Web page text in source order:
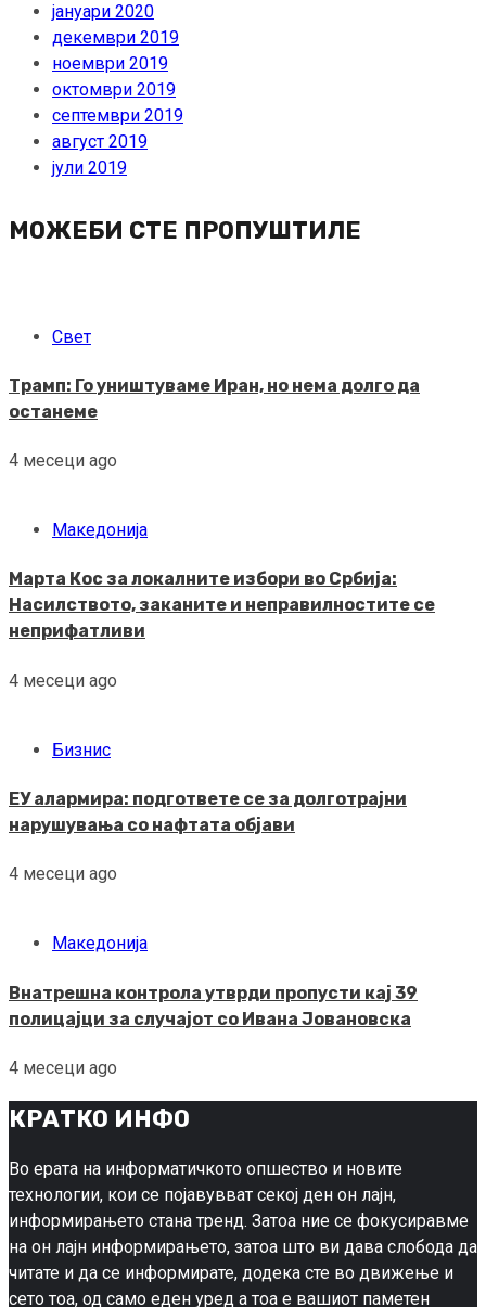
јануари 2020
декември 2019
ноември 2019
октомври 2019
септември 2019
август 2019
јули 2019
МОЖЕБИ СТЕ ПРОПУШТИЛЕ
Свет
Трамп: Го уништуваме Иран, но нема долго да
останеме
4 месеци ago
Македонија
Марта Кос за локалните избори во Србија:
Насилството, заканите и неправилностите се
неприфатливи
4 месеци ago
Бизнис
ЕУ алармира: подгответе се за долготрајни
нарушувања со нафтата објави
4 месеци ago
Македонија
Внатрешна контрола утврди пропусти кај 39
полицајци за случајот со Ивана Јовановска
4 месеци ago
КРАТКО ИНФО
Во ерата на информатичкото опшество и новите
технологии, кои се појавувват секој ден он лајн,
информирањето стана тренд. Затоа ние се фокусиравме
на он лајн информирањето, затоа што ви дава слобода да
читате и да се информирате, додека сте во движење и
сето тоа, од само еден уред а тоа е вашиот паметен